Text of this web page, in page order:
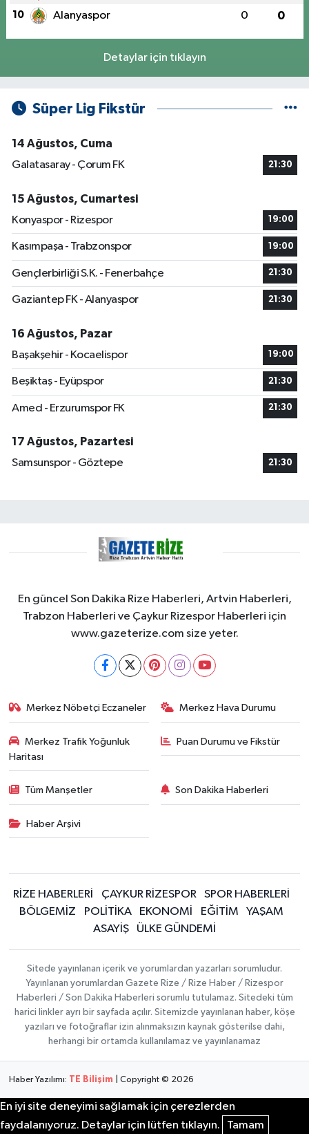
10 Alanyaspor 0 0
Detaylar için tıklayın
Süper Lig Fikstür
14 Ağustos, Cuma
Galatasaray - Çorum FK
21:30
15 Ağustos, Cumartesi
Konyaspor - Rizespor
19:00
Kasımpaşa - Trabzonspor 19:00
Gençlerbirliği S.K. - Fenerbahçe 21:30
Gaziantep FK - Alanyaspor 21:30
16 Ağustos, Pazar
Başakşehir - Kocaelispor
19:00
Beşiktaş - Eyüpspor 21:30
Amed - Erzurumspor FK 21:30
17 Ağustos, Pazartesi
Samsunspor - Göztepe
21:30
En güncel Son Dakika Rize Haberleri, Artvin Haberleri,
Trabzon Haberleri ve Çaykur Rizespor Haberleri için
www.gazeterize.com size yeter.
Merkez Nöbetçi Eczaneler Merkez Hava Durumu
Merkez Trafik Yoğunluk
Haritası
Puan Durumu ve Fikstür
Tüm Manşetler Son Dakika Haberleri
Haber Arşivi
RİZE HABERLERİ ÇAYKUR RİZESPOR
SPOR HABERLERİ
BÖLGEMİZ
POLİTİKA EKONOMİ EĞİTİM
YAŞAM
ASAYİŞ
ÜLKE GÜNDEMİ
Sitede yayınlanan içerik ve yorumlardan yazarları sorumludur.
Yayınlanan yorumlardan Gazete Rize / Rize Haber / Rizespor
Haberleri / Son Dakika Haberleri sorumlu tutulamaz. Sitedeki tüm
harici linkler ayrı bir sayfada açılır. Sitemizde yayınlanan haber, köşe
yazıları ve fotoğraflar izin alınmaksızın kaynak gösterilse dahi,
herhangi bir ortamda kullanılamaz ve yayınlanamaz
Haber Yazılımı: TE Bilişim | Copyright © 2026
En iyi site deneyimi sağlamak için çerezlerden
faydalanıyoruz. Detaylar için lütfen tıklayın.
Tamam